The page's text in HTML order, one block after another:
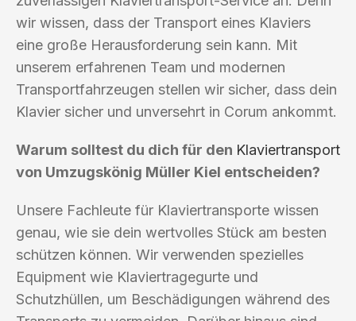
wir wissen, dass der Transport eines Klaviers
eine große Herausforderung sein kann. Mit
unserem erfahrenen Team und modernen
Transportfahrzeugen stellen wir sicher, dass dein
Klavier sicher und unversehrt in Corum ankommt.
Warum solltest du dich für den Klaviertransport
von Umzugskönig Müller Kiel entscheiden?
Unsere Fachleute für Klaviertransporte wissen
genau, wie sie dein wertvolles Stück am besten
schützen können. Wir verwenden spezielles
Equipment wie Klaviertragegurte und
Schutzhüllen, um Beschädigungen während des